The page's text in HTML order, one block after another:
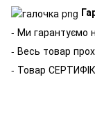
- Ми гарантуємо
- Весь товар
- Товар